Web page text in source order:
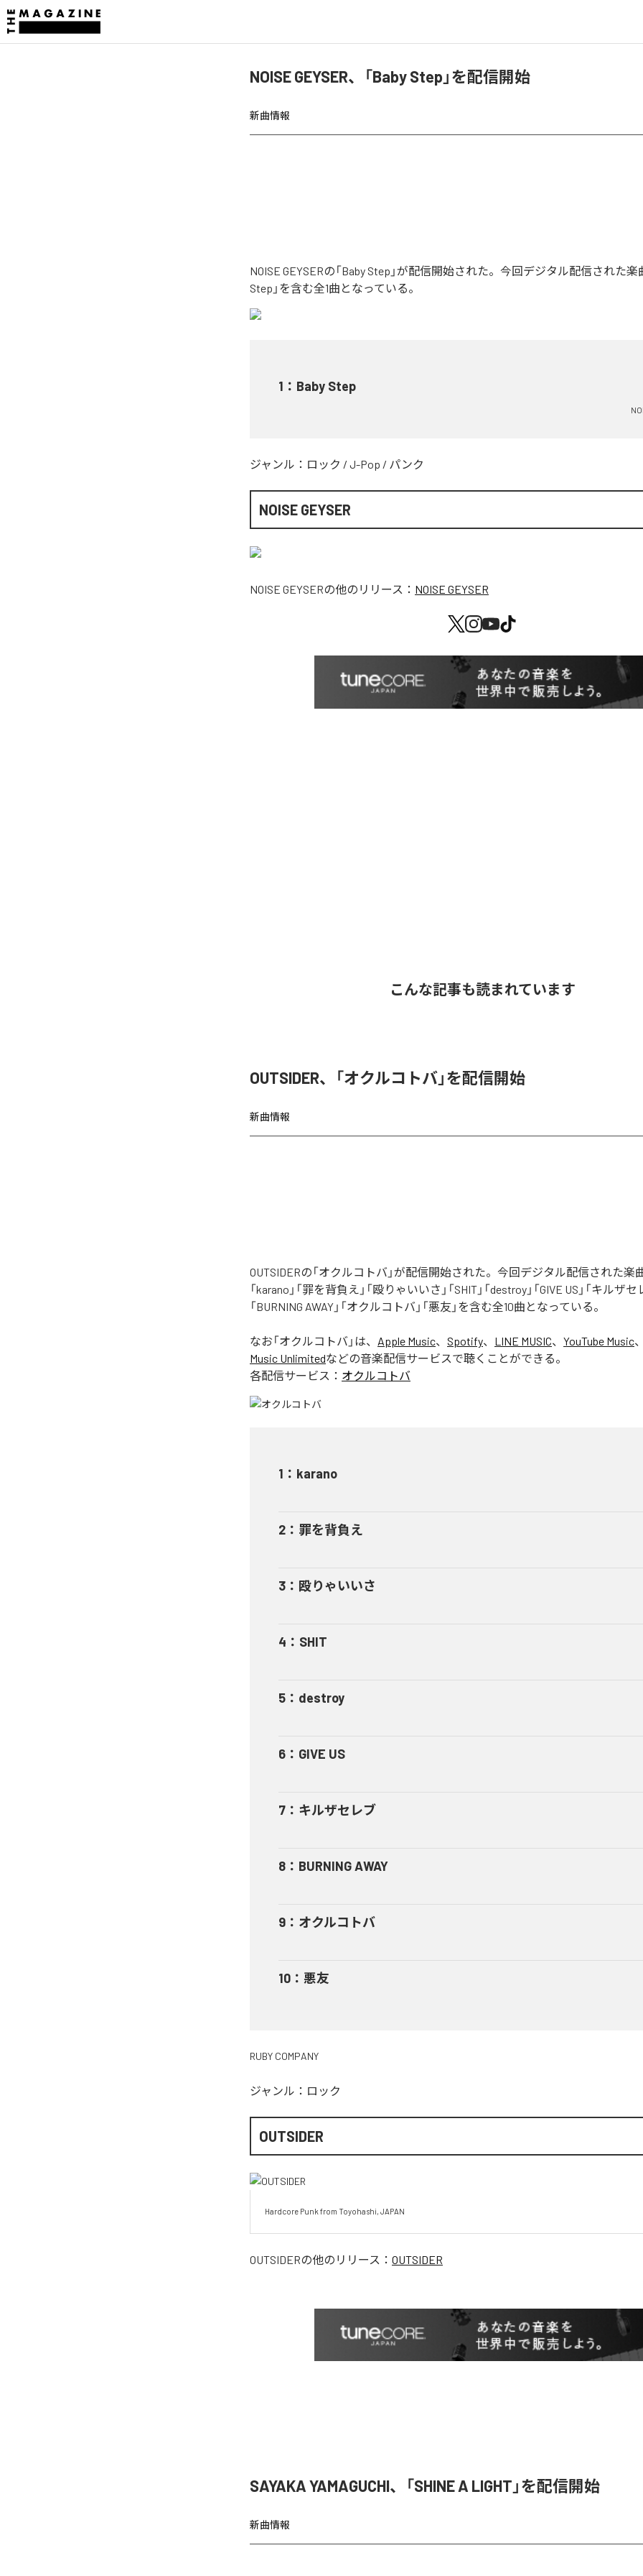
NOISE GEYSER、「Baby Step」を配信開始
新曲情報
NOISE GEYSERの「Baby Step」が配信開始された。今回デジタル配信された楽
Step」を含む全1曲となっている。
1 ： Baby Step
ジャンル： ロック / J-Pop / パンク
NOISE GEYSER
NOISE GEYSERの他のリリース： NOISE GEYSER
こんな記事も読まれています
OUTSIDER、「オクルコトバ」を配信開始
新曲情報
OUTSIDERの「オクルコトバ」が配信開始された。今回デジタル配信された楽
「karano」「罪を背負え」「殴りゃいいさ」「SHIT」「destroy」「GIVE US」「キルザセ
「BURNING AWAY」「オクルコトバ」「悪友」を含む全10曲となっている。
なお「オクルコトバ 」は、 Apple Music、 Spotify、 LINE MUSIC、 YouTube Music、
Music Unlimitedなどの音楽配信サービスで聴くことができる。
各配信サービス： オクルコトバ
1 ： karano
2 ： 罪を背負え
3 ： 殴りゃいいさ
4 ： SHIT
5 ： destroy
6 ： GIVE US
7 ： キルザセレブ
8 ： BURNING AWAY
9 ： オクルコトバ
10 ： 悪友
RUBY COMPANY
ジャンル： ロック
OUTSIDER
Hardcore Punk from Toyohashi, JAPAN
OUTSIDERの他のリリース： OUTSIDER
SAYAKA YAMAGUCHI、「SHINE A LIGHT」を配信開始
新曲情報